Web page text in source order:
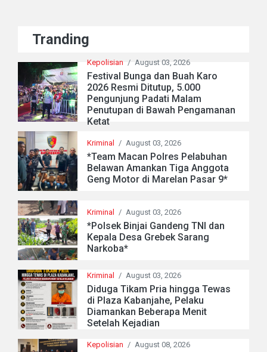
Tranding
Kepolisian / August 03, 2026
Festival Bunga dan Buah Karo
2026 Resmi Ditutup, 5.000
Pengunjung Padati Malam
Penutupan di Bawah Pengamanan
Ketat
Kriminal / August 03, 2026
*Team Macan Polres Pelabuhan
Belawan Amankan Tiga Anggota
Geng Motor di Marelan Pasar 9*
Kriminal / August 03, 2026
*Polsek Binjai Gandeng TNI dan
Kepala Desa Grebek Sarang
Narkoba*
Kriminal / August 03, 2026
Diduga Tikam Pria hingga Tewas
di Plaza Kabanjahe, Pelaku
Diamankan Beberapa Menit
Setelah Kejadian
Kepolisian / August 08, 2026